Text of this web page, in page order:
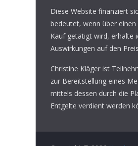
Diese Website finanziert
bedeutet, wenn über
Kauf getätigt wird, erhalte
Auswirkungen auf den
Christine Kläger ist
zur Bereitstellung eines
mittels dessen durch die
Entgelte verdient werden